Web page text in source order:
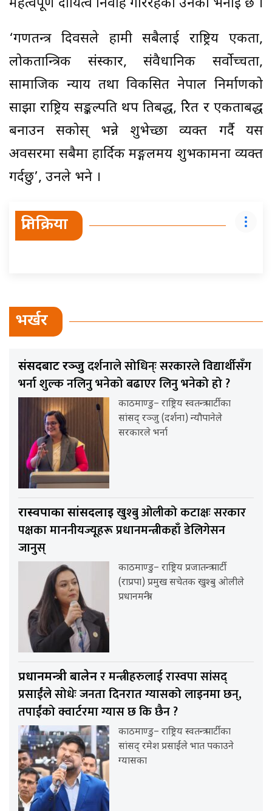
महत्वपूर्ण दायित्व निर्वाह गरिरहेको उनको भनाइ छ ।
‘गणतन्त्र दिवसले हामी सबैलाई राष्ट्रिय एकता,
लोकतान्त्रिक संस्कार, संवैधानिक सर्वोच्चता,
सामाजिक न्याय तथा विकसित नेपाल निर्माणको
साझा राष्ट्रिय सङ्कल्पप्रति थप प्रतिबद्ध, प्रेरित र एकताबद्ध
बनाउन सकोस् भन्ने शुभेच्छा व्यक्त गर्दै यस
अवसरमा सबैमा हार्दिक मङ्गलमय शुभकामना व्यक्त
गर्दछु’, उनले भने ।
प्रतिक्रिया
भर्खर
संसदबाट रञ्जुदर्शनाले सोधिन्ः सरकारले विद्यार्थीसँग
भर्ना शुल्क नलिनु भनेको बढाएर लिनु भनेको हो ?
काठमाण्डु– राष्ट्रिय स्वतन्त्र पार्टीका
सांसद् रञ्जु (दर्शना) न्यौपानेले
सरकारले भर्ना
रास्वपाका सांसदलाईखुश्बु ओलीको कटाक्षः सरकार
पक्षका माननीयज्यूहरू प्रधानमन्त्रीकहाँ डेलिगेसन
जानुस्
काठमाण्डु– राष्ट्रिय प्रजातन्त्र पार्टी
(राप्रपा) प्रमुख सचेतक खुश्बु ओलीले
प्रधानमन्त्री
प्रधानमन्त्री बालेनर मन्त्रीहरुलाई रास्वपा सांसद्
प्रसाईंले सोधेः जनता दिनरात ग्यासको लाइनमा छन्,
तपाईंको क्वार्टरमा ग्यास छ कि छैन ?
काठमाण्डु– राष्ट्रिय स्वतन्त्र पार्टीका
सांसद् रमेश प्रसाईंले भात पकाउने
ग्यासका